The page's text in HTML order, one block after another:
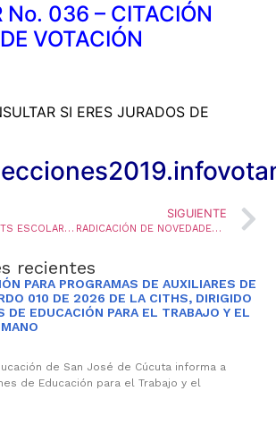
No. 036 – CITACIÓN
VOTACIÓN
SI ERES JURADOS DE
ENTREGA DE KITS ESCOLARES A NIÑOS, NIÑAS Y JOVENES DEL SECTOR LA FORTALEZA CON EL APOYO DE LA Organización Internacional para las Migraciones (OIM)
SIGUIENTE
RADICACIÓN DE NOVEDADES CON AFECTACIÓN NÓMINA NOVIEMBRE Y DICIEMBRE
recientes
PARA PROGRAMAS DE AUXILIARES DE
010 DE 2026 DE LA CITHS, DIRIGIDO
DE EDUCACIÓN PARA EL TRABAJO Y EL
de San José de Cúcuta informa a
de Educación para el Trabajo y el